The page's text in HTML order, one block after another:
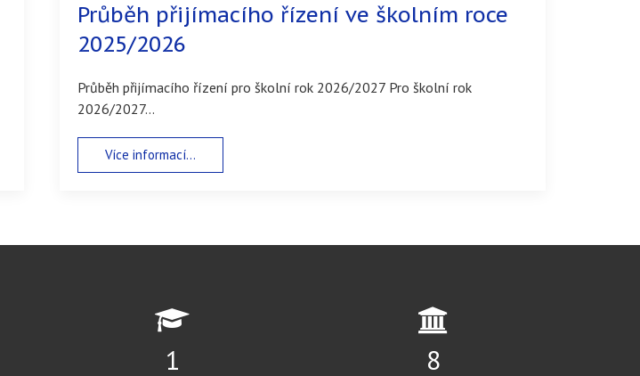
Průběh přijímacího řízení ve školním roce
2025/2026
Průběh přijímacího řízení pro školní rok 2026/2027 Pro školní rok
2026/2027...
Více informací...
2
12